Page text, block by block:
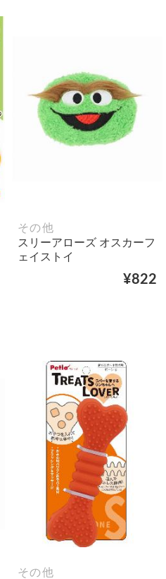
その他
スリーアローズ オスカーフ
ェイストイ
¥822
その他